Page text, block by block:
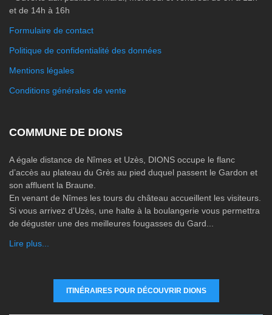
et de 14h à 16h
Formulaire de contact
Politique de confidentialité des données
Mentions légales
Conditions générales de vente
COMMUNE DE DIONS
A égale distance de Nîmes et Uzès, DIONS occupe le flanc
d’accès au plateau du Grès au pied duquel passent le Gardon et
son affluent la Braune.
En venant de Nîmes les tours du château accueillent les visiteurs.
Si vous arrivez d’Uzès, une halte à la boulangerie vous permettra
de déguster une des meilleures fougasses du Gard...
Lire plus...
ITINÉRAIRES POUR DÉCOUVRIR DIONS